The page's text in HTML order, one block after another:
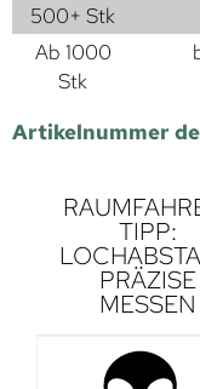
500+ Stk
Ab 1000
Stk
Artikelnummer
TIPP:
PRÄZISE
MESSEN